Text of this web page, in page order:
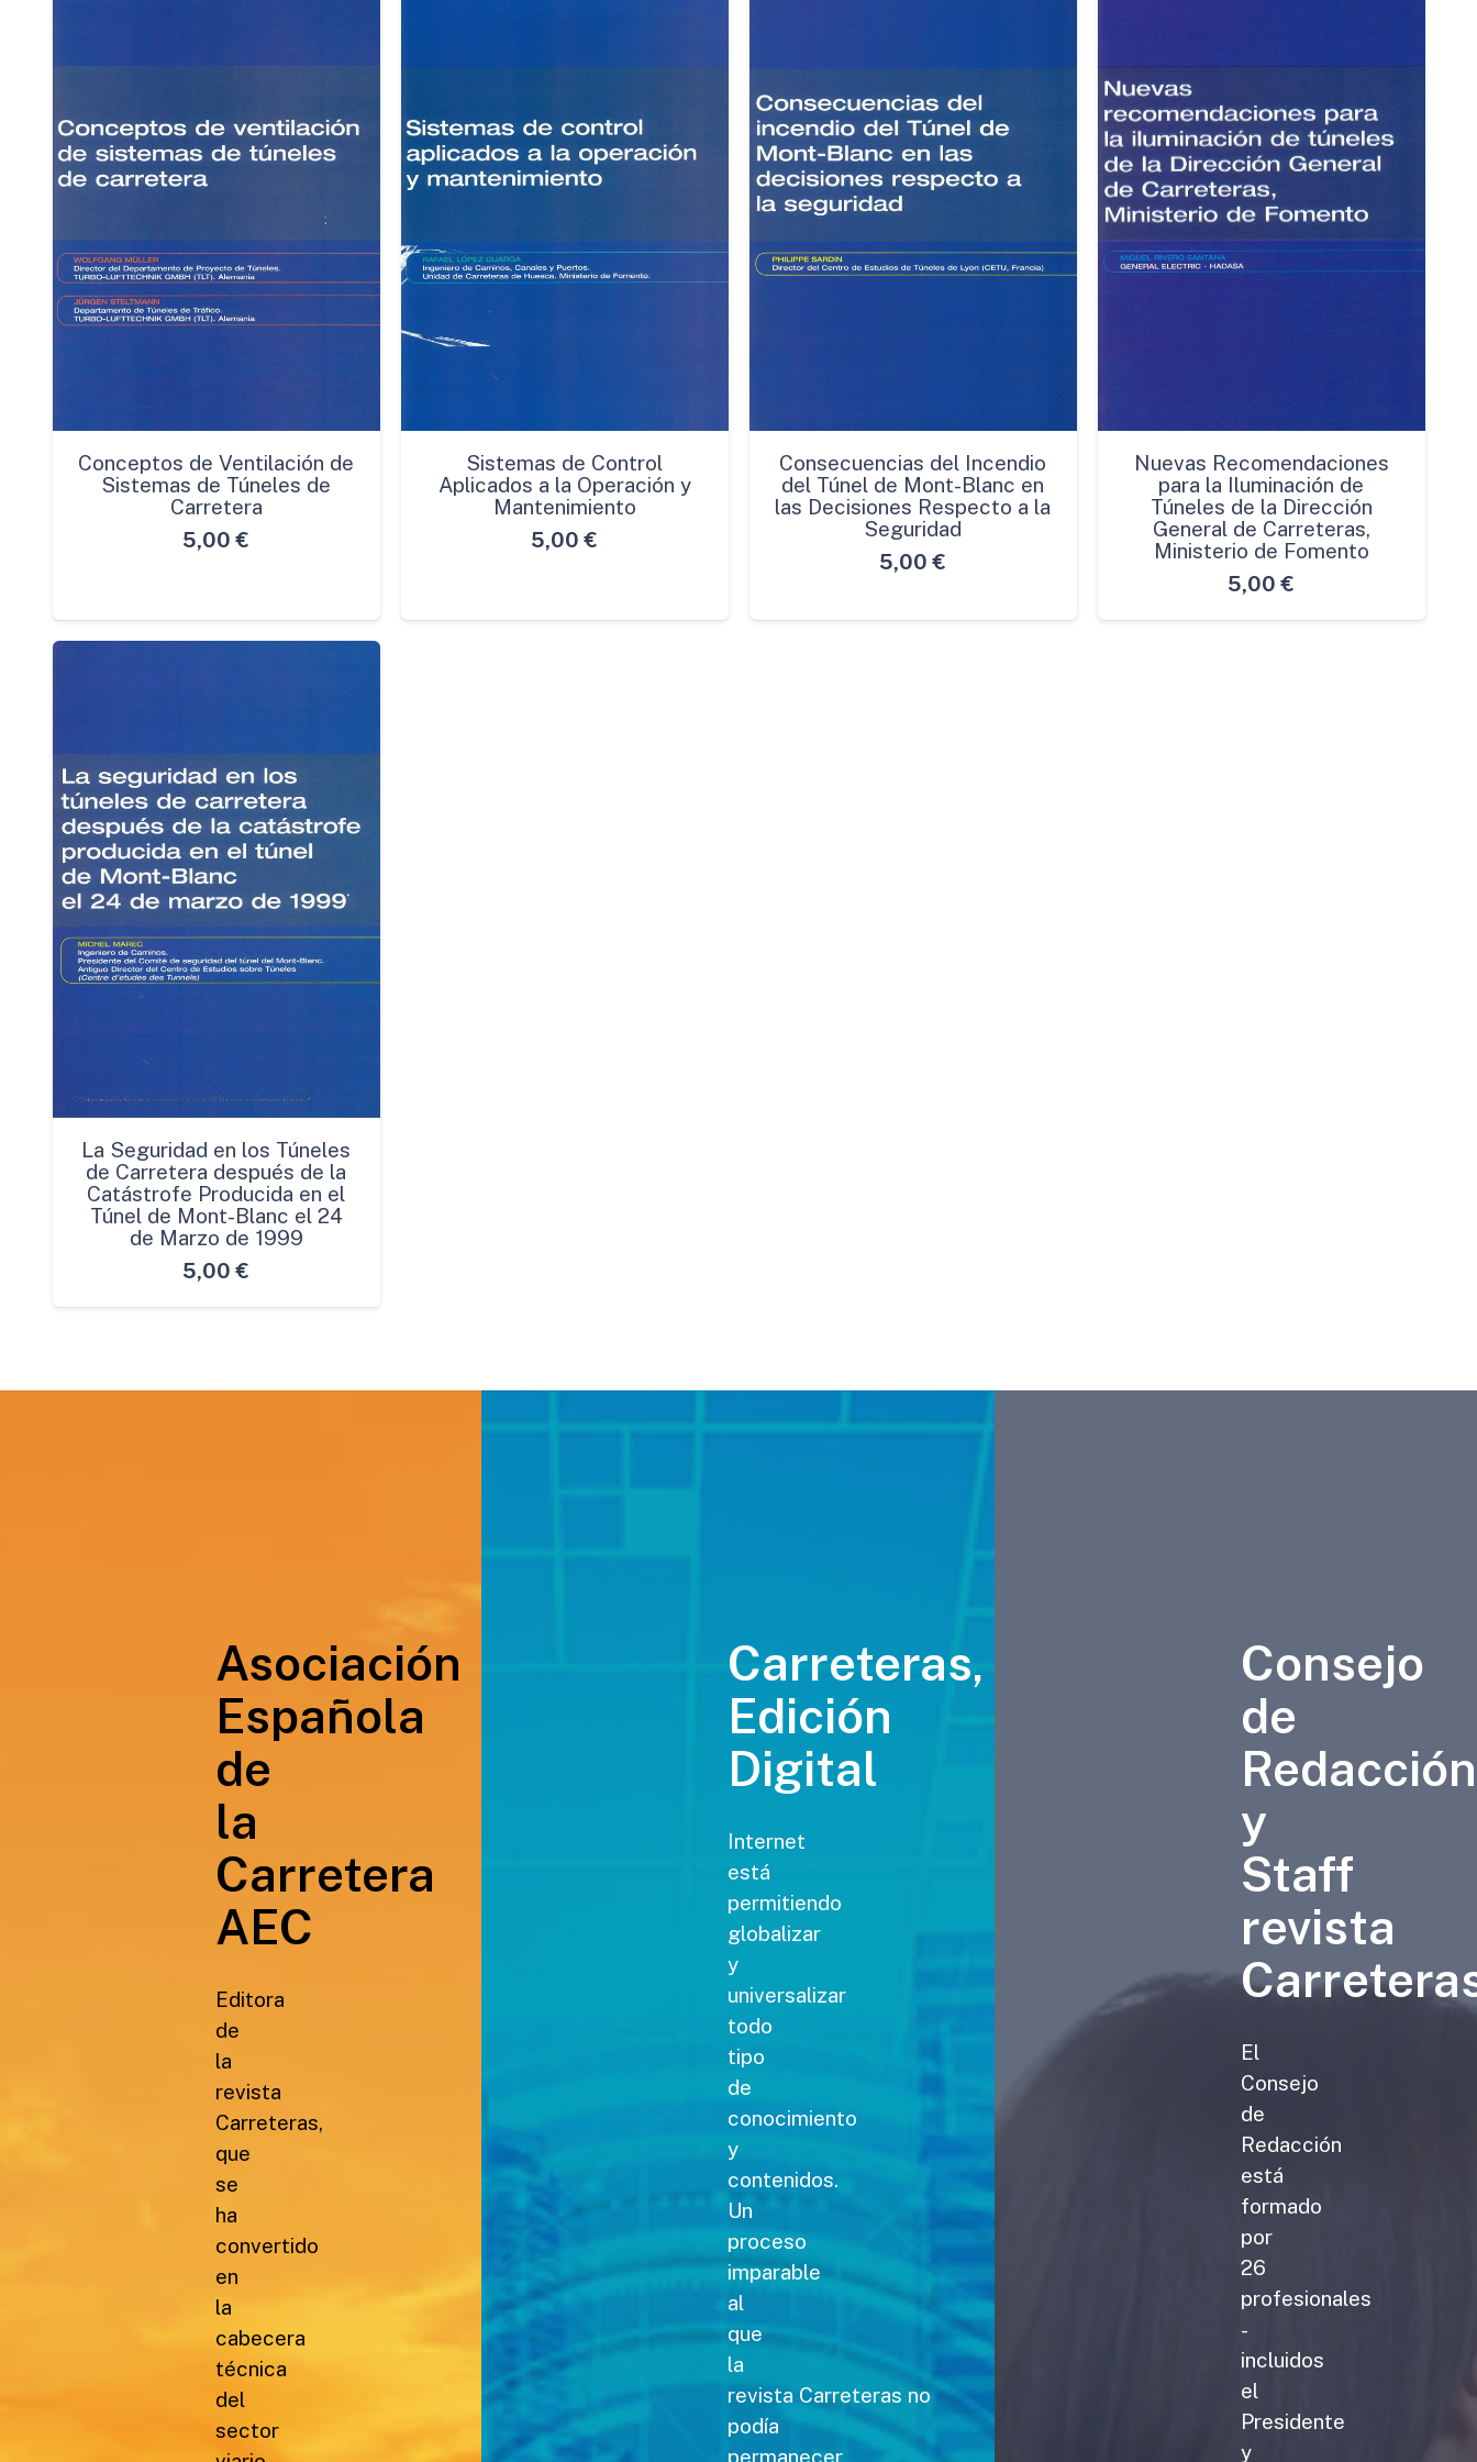
cantidad
Conceptos de Ventilación de
Sistemas de Túneles de
Carretera
5,00 €
Sistemas de Control
Aplicados a la Operación y
Mantenimiento
5,00 €
Consecuencias del Incendio
del Túnel de Mont-Blanc en
las Decisiones Respecto a la
Seguridad
5,00 €
Nuevas Recomendaciones
para la Iluminación de
Túneles de la Dirección
General de Carreteras,
Ministerio de Fomento
5,00 €
La Seguridad en los Túneles
de Carretera después de la
Catástrofe Producida en el
Túnel de Mont-Blanc el 24
de Marzo de 1999
5,00 €
Asociación
Española
de
la
Carretera
AEC
Editora
de
la
revista
Carreteras,
que
se
ha
convertido
en
la
cabecera
técnica
del
sector
Carreteras,
Edición
Digital
Internet
está
permitiendo
globalizar
y
universalizar
todo
tipo
de
conocimiento
y
contenidos.
Un
proceso
imparable
al
que
la
revista Carreteras no
podía
permanecer
Consejo
de
Redacción
y
Staff
revista
El
Consejo
de
Redacción
está
formado
por
26
profesionales
-
incluidos
el
Presidente
y